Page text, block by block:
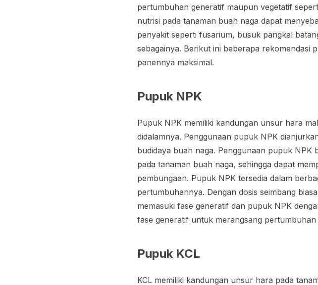
pertumbuhan generatif maupun vegetatif
nutrisi pada tanaman buah naga dapat
penyakit seperti fusarium, busuk pangkal
sebagainya. Berikut ini beberapa rekomendasi
panennya maksimal.
Pupuk NPK
Pupuk NPK memiliki kandungan unsur hara
didalamnya. Penggunaan pupuk NPK
budidaya buah naga. Penggunaan pupuk
pada tanaman buah naga, sehingga dapat
pembungaan. Pupuk NPK tersedia dalam
pertumbuhannya. Dengan dosis seimbang
memasuki fase generatif dan pupuk NPK
fase generatif untuk merangsang pertumbuhan
Pupuk KCL
KCL memiliki kandungan unsur hara pada